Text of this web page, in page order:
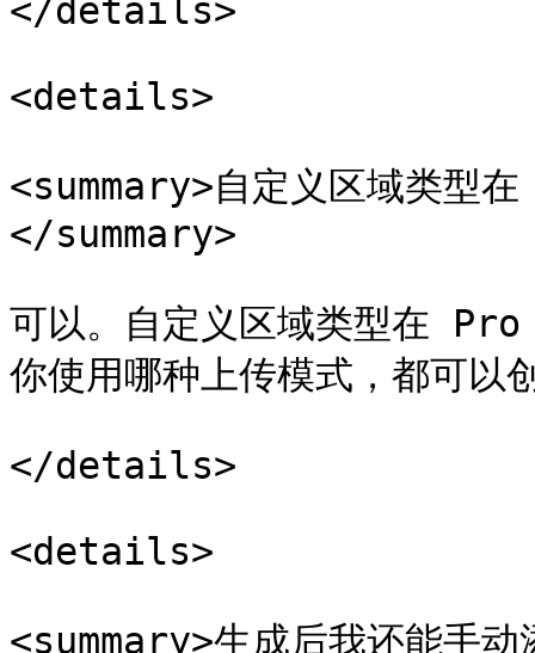
</details>
<details>
<summary>自定义区域类
</summary>
可以。自定义区域类型在
你使用哪种上传模式，都可以
</details>
<details>
<summary>生成后我还能手